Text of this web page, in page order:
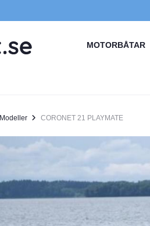
MOTORBÅTAR
Modeller CORONET 21 PLAYMATE